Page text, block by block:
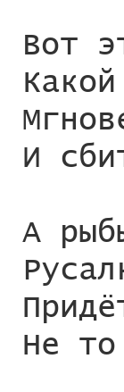
Вот
И
А